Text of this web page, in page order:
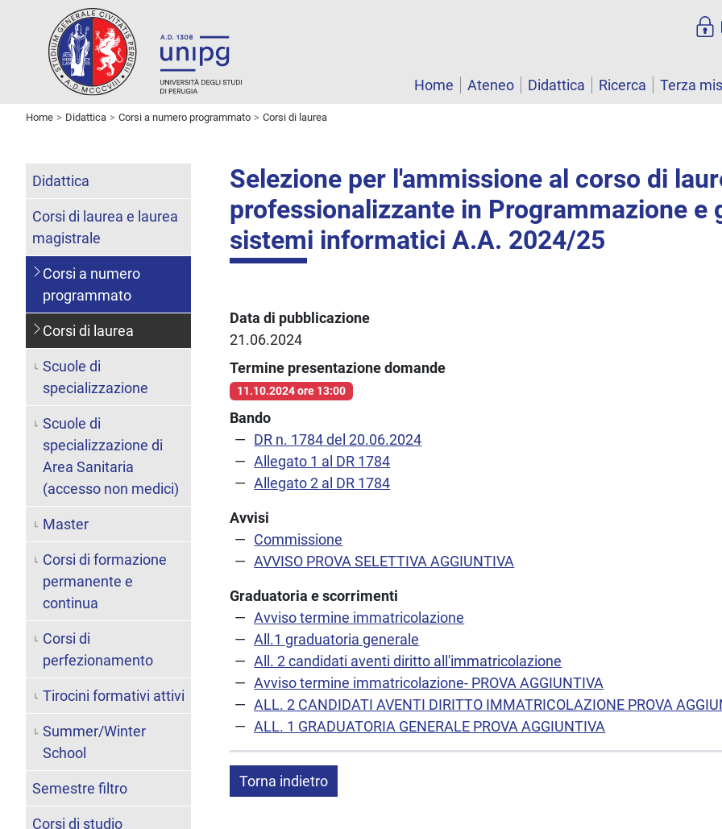
Home
Ateneo Didattica Ricerca Terza
Home Didattica Corsi a numero programmato Corsi di laurea
Selezione per l'ammissione al corso di
professionalizzante in Programmazione e
sistemi informatici A.A. 2024/25
Data di pubblicazione
21.06.2024
Termine presentazione domande
11.10.2024 ore 13:00
Bando
DR n. 1784 del 20.06.2024
Allegato 1 al DR 1784
Allegato 2 al DR 1784
Avvisi
Commissione
AVVISO PROVA SELETTIVA AGGIUNTIVA
Graduatoria e scorrimenti
Avviso termine immatricolazione
All.1 graduatoria generale
All. 2 candidati aventi diritto all'immatricolazione
Avviso termine immatricolazione- PROVA AGGIUNTIVA
ALL. 2 CANDIDATI AVENTI DIRITTO IMMATRICOLAZIONE PROVA
ALL. 1 GRADUATORIA GENERALE PROVA AGGIUNTIVA
Torna indietro
Didattica
Corsi di laurea e laurea
magistrale
Corsi a numero
programmato
Corsi di laurea
Scuole di
specializzazione
Scuole di
specializzazione di
Area Sanitaria
(accesso non medici)
Master
Corsi di formazione
permanente e
continua
Corsi di
perfezionamento
Tirocini formativi attivi
Summer/Winter
School
Semestre filtro
Corsi di studio